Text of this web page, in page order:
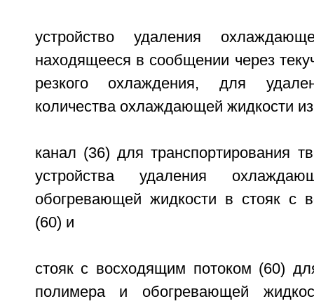
устройство удаления
находящееся в сообщении через
резкого охлаждения, для
количества охлаждающей жидкости
канал (36) для транспортирования
устройства удаления
обогревающей жидкости в стояк с
(60) и
стояк с восходящим потоком (60)
полимера и обогревающей